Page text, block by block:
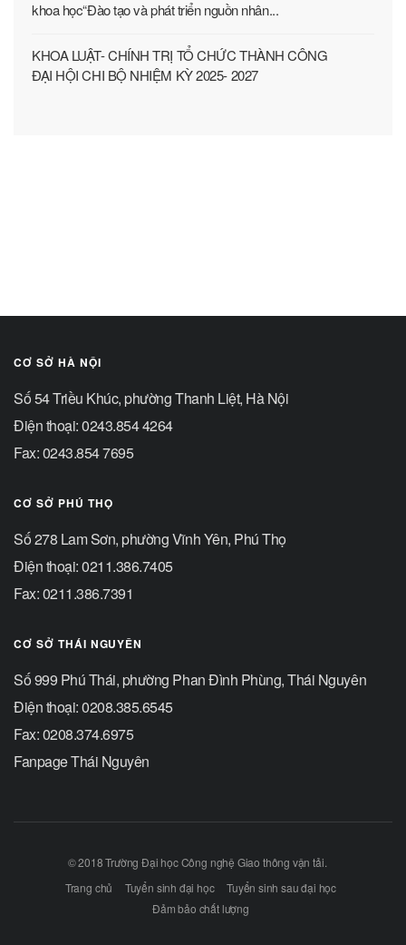
khoa học“Đào tạo và phát triển nguồn nhân...
KHOA LUẬT- CHÍNH TRỊ TỔ CHỨC THÀNH CÔNG
ĐẠI HỘI CHI BỘ NHIỆM KỲ 2025- 2027
CƠ SỞ HÀ NỘI
Số 54 Triều Khúc, phường Thanh Liệt, Hà Nội
Điện thoại: 0243.854 4264
Fax: 0243.854 7695
CƠ SỞ PHÚ THỌ
Số 278 Lam Sơn, phường Vĩnh Yên, Phú Thọ
Điện thoại: 0211.386.7405
Fax: 0211.386.7391
CƠ SỞ THÁI NGUYÊN
Số 999 Phú Thái, phường Phan Đình Phùng, Thái Nguyên
Điện thoại: 0208.385.6545
Fax: 0208.374.6975
Fanpage Thái Nguyên
© 2018 Trường Đại học Công nghệ Giao thông vận tải.
Trang chủ
Tuyển sinh đại học
Tuyển sinh sau đại học
Đảm bảo chất lượng